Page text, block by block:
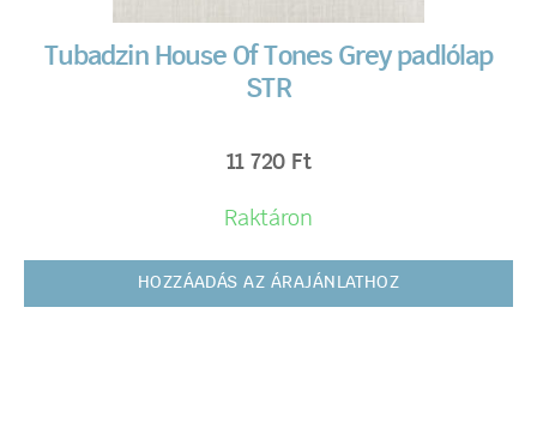
Tubadzin House Of Tones Grey padlólap
STR
11 720 Ft
Raktáron
HOZZÁADÁS AZ ÁRAJÁNLATHOZ